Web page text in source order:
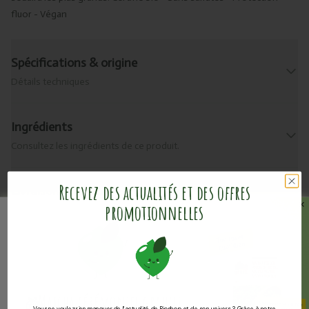
fluor - Végan
Spécifications & origine
Ingrédients
Livraison & retour
Informations pratiques
Valeurs nutritionnelles
🎁Matcha cérémonielgratuit
Recevez des actualités et des offres
promotionnelles